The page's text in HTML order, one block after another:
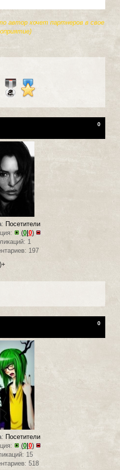
автор хочет партнеров в свое
0
: Посетители
(0|0)
1
197
0
: Посетители
(0| 0)
15
518